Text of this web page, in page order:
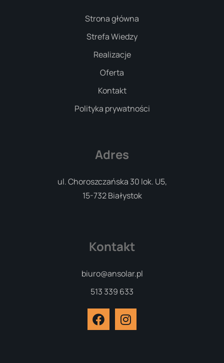
Strona główna
Strefa Wiedzy
Realizacje
Oferta
Kontakt
Polityka prywatności
Adres
ul. Choroszczańska 30 lok. U5,
15-732 Białystok
Kontakt
biuro@ansolar.pl
513 339 633